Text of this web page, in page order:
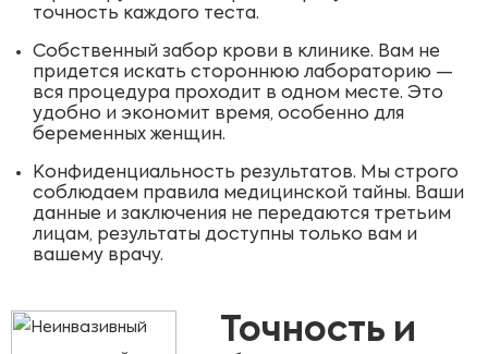
точность каждого теста.
Собственный забор крови в клинике. Вам не
придется искать стороннюю лабораторию —
вся процедура проходит в одном месте. Это
удобно и экономит время, особенно для
беременных женщин.
Конфиденциальность результатов. Мы строго
соблюдаем правила медицинской тайны. Ваши
данные и заключения не передаются третьим
лицам, результаты доступны только вам и
вашему врачу.
Точность и